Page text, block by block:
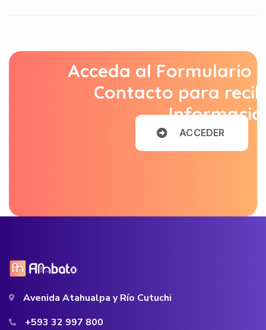
Acceda al Formulario
Contacto para
ACCEDER
Avenida Atahualpa y Río Cutuchi
+593 32 997 800